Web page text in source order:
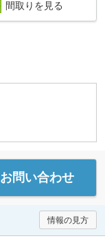
間取りを見る
お問い合わせ
情報の見方